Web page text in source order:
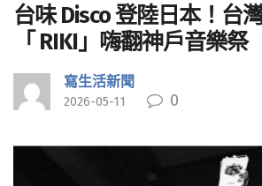
台味 Disco 登陸日本！台
「 RIKI」嗨翻神戶音樂祭
寫生活新聞
2026-05-11 0